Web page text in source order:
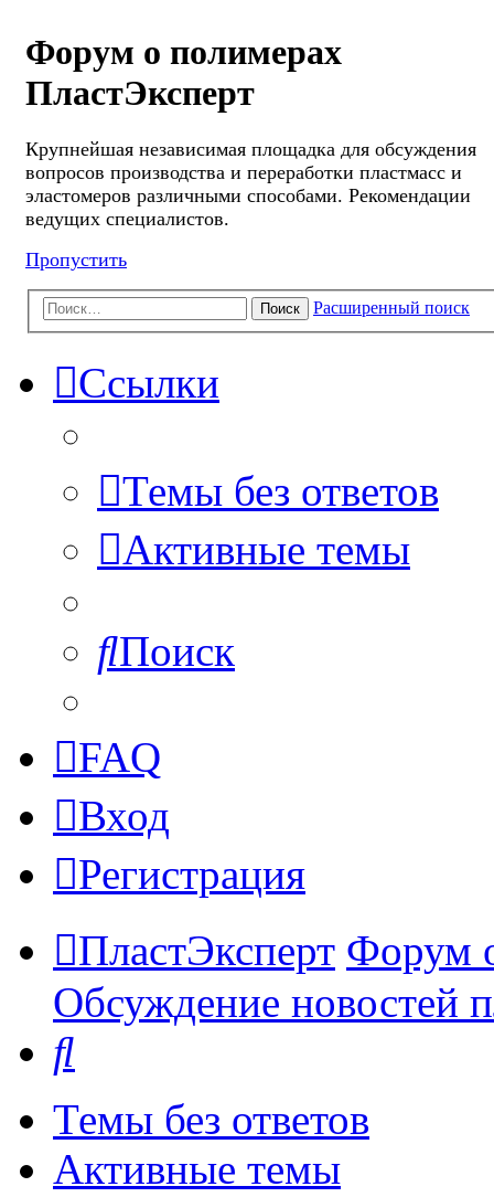
Форум о полимерах
ПластЭксперт
Крупнейшая независимая площадка для обсуждения
вопросов производства и переработки пластмасс и
эластомеров различными способами. Рекомендации
ведущих специалистов.
Пропустить
Поиск Расширенный поиск
Ссылки
Темы без ответов
Активные темы
Поиск
FAQ
Вход
Регистрация
ПластЭксперт Форум
Обсуждение новостей
Темы без ответов
Активные темы